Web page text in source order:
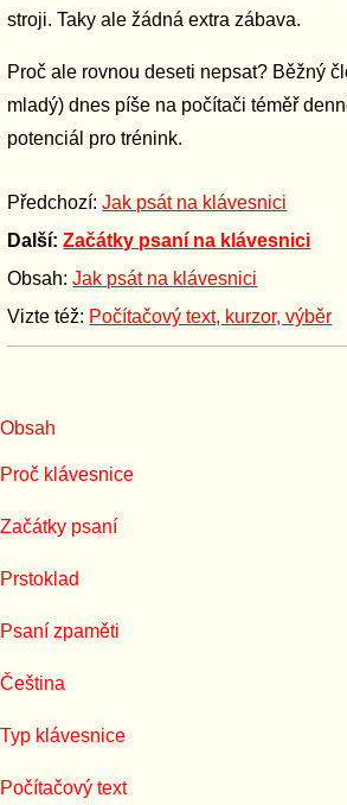
stroji. Taky ale žádná extra zábava.
Proč ale rovnou deseti nepsat? Běžný
mladý) dnes píše na počítači téměř
potenciál pro trénink.
Předchozí: Jak psát na klávesnici
Další: Začátky psaní na klávesnici
Obsah: Jak psát na klávesnici
Vizte též: Počítačový text, kurzor, výběr
Obsah
Proč klávesnice
Začátky psaní
Prstoklad
Psaní zpaměti
Čeština
Typ klávesnice
Počítačový text